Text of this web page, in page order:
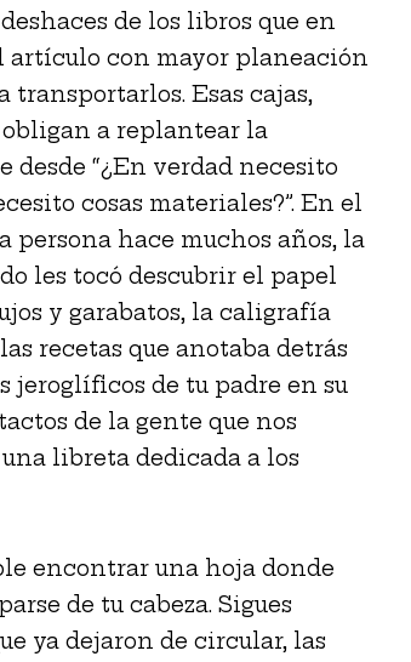
de los libros que en
artículo con mayor planeación
transportarlos. Esas cajas,
a replantear la
“¿En verdad necesito
cosas materiales?”. En el
persona hace muchos años, la
les tocó descubrir el papel
y garabatos, la caligrafía
recetas que anotaba detrás
jeroglíficos de tu padre en su
de la gente que nos
libreta dedicada a los
encontrar una hoja donde
de tu cabeza. Sigues
ya dejaron de circular, las